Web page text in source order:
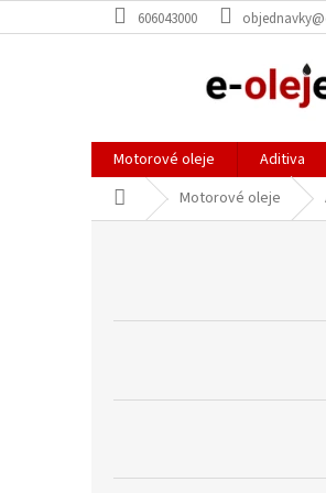
na
606043000
Motorové oleje Aditiva
Domů Motorové oleje